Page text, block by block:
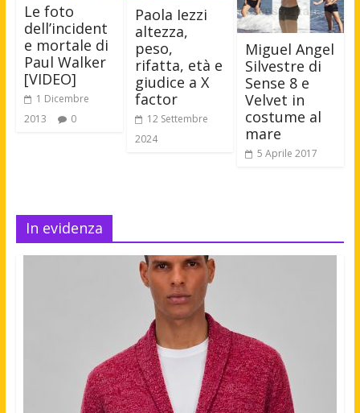
Le foto
dell’incident
e mortale di
Paul Walker
[VIDEO]
1 Dicembre
2013
0
Paola Iezzi
altezza,
peso,
rifatta, età e
giudice a X
factor
12 Settembre
2024
Miguel Angel
Silvestre di
Sense 8 e
Velvet in
costume al
mare
5 Aprile 2017
In evidenza